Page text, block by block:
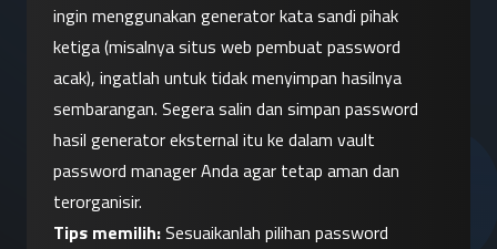
ingin menggunakan generator kata sandi pihak
ketiga (misalnya situs web pembuat password
acak), ingatlah untuk tidak menyimpan hasilnya
sembarangan. Segera salin dan simpan password
hasil generator eksternal itu ke dalam vault
password manager Anda agar tetap aman dan
terorganisir.
Tips memilih: Sesuaikanlah pilihan password